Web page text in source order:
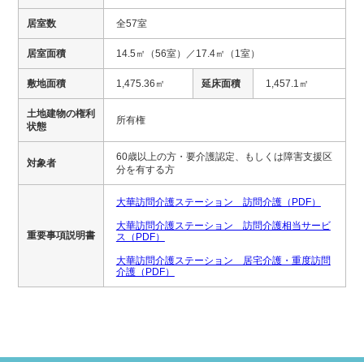
居室数 全57室
居室面積 14.5㎡（56室）／17.4㎡（1室）
敷地面積 1,475.36㎡ 延床面積 1,457.1㎡
土地建物の権利
状態
所有権
対象者
60歳以上の方・要介護認定、もしくは障害支援区
分を有する方
重要事項説明書
大華訪問介護ステーション 訪問介護（PDF）
大華訪問介護ステーション 訪問介護相当サービ
ス（PDF）
大華訪問介護ステーション 居宅介護・重度訪問
介護（PDF）